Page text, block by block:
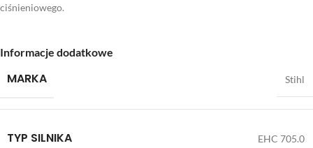
ciśnieniowego.
Informacje dodatkowe
MARKA Stihl
TYP SILNIKA EHC 705.0